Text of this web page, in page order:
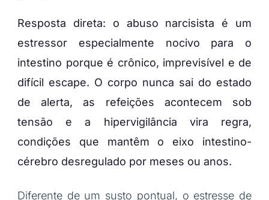
Resposta direta: o abuso narcisista é um
estressor especialmente nocivo para o
intestino porque é crônico, imprevisível e de
difícil escape. O corpo nunca sai do estado
de alerta, as refeições acontecem sob
tensão e a hipervigilância vira regra,
condições que mantêm o eixo intestino-
cérebro desregulado por meses ou anos.
Diferente de um susto pontual, o estresse de